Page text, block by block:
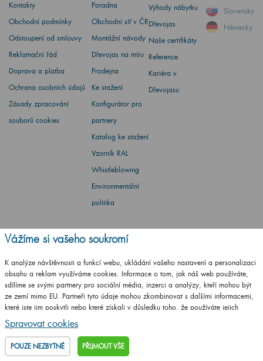
Kontakty
Obchodní podmínky
Odstoupení od smlouvy
Reklamační řád
Doprava a platba
Ochrana osobních údajů
Zásady zpracování
souborů cookies
Poradna
Obchodní síť v ČR
Montážní návody
Dřevojas na míru
Prodejna
Ke stažení
Konfigurátor pro
partnery
Katalog ke stažení
Vzorník RAL
Whistleblowing
Environmentální
politika
Výhody nábytku
Dřevojas
Naše certifikáty
Reference
Kariéra v
Dřevojasu
Slovensky
Německy
Barbora Stoklasová
Máte dotaz? Ptejte se
+420
Po - Pá: 8-17 hod.
info@drevojas.cz
Vážíme si vašeho soukromí
K analýze návštěvnosti a funkcí webu, ukládání vašeho nastavení a personalizaci
obsahu a reklam využíváme cookies. Informace o tom, jak náš web používáte,
sdílíme se svými partnery pro sociální média, inzerci a analýzy, kteří mohou být
ze zemí mimo EU. Partneři tyto údaje mohou zkombinovat s dalšími informacemi,
které jste jim poskytli nebo které získali v důsledku toho, že používáte jejich
služby.
Podrobné informace
Spravovat cookies
POUZE NEZBYTNÉ PŘIJMOUT VŠE